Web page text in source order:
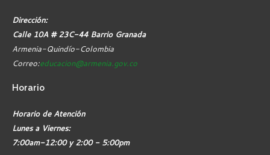
Dirección:
Calle 10A # 23C-44 Barrio Granada
Armenia-Quindío-Colombia
Correo:educacion@armenia.gov.co
Horario
Horario de Atención
Lunes a Viernes:
7:00am-12:00 y 2:00 - 5:00pm